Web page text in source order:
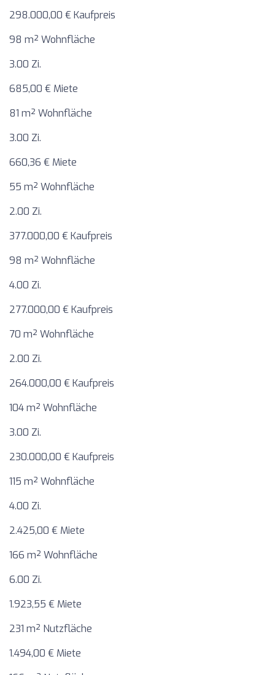
298.000,00 € Kaufpreis
98 m² Wohnfläche
3.00 Zi.
685,00 € Miete
81 m² Wohnfläche
3.00 Zi.
660,36 € Miete
55 m² Wohnfläche
2.00 Zi.
377.000,00 € Kaufpreis
98 m² Wohnfläche
4.00 Zi.
277.000,00 € Kaufpreis
70 m² Wohnfläche
2.00 Zi.
264.000,00 € Kaufpreis
104 m² Wohnfläche
3.00 Zi.
230.000,00 € Kaufpreis
115 m² Wohnfläche
4.00 Zi.
2.425,00 € Miete
166 m² Wohnfläche
6.00 Zi.
1.923,55 € Miete
231 m² Nutzfläche
1.494,00 € Miete